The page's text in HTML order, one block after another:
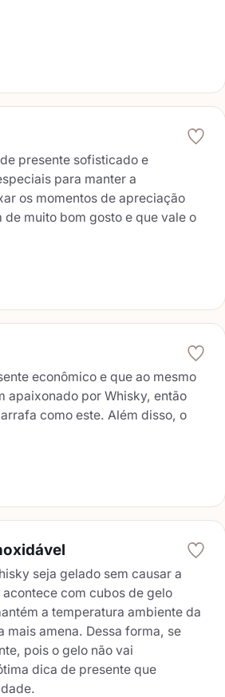
presente sofisticado e
para manter a
os momentos de apreciação
muito bom gosto e que vale o
econômico e que ao mesmo
apaixonado por Whisky, então
como este. Além disso, o
seja gelado sem causar a
com cubos de gelo
a temperatura ambiente da
mais amena. Dessa forma, se
pois o gelo não vai
dica de presente que